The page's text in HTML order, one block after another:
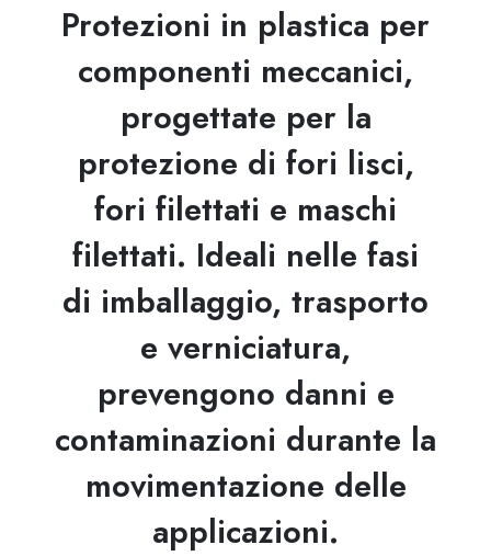
Protezioni in plastica per
componenti meccanici,
progettate per la
protezione di fori lisci,
fori filettati e maschi
filettati. Ideali nelle fasi
di imballaggio, trasporto
e verniciatura,
prevengono danni e
contaminazioni durante la
movimentazione delle
applicazioni.